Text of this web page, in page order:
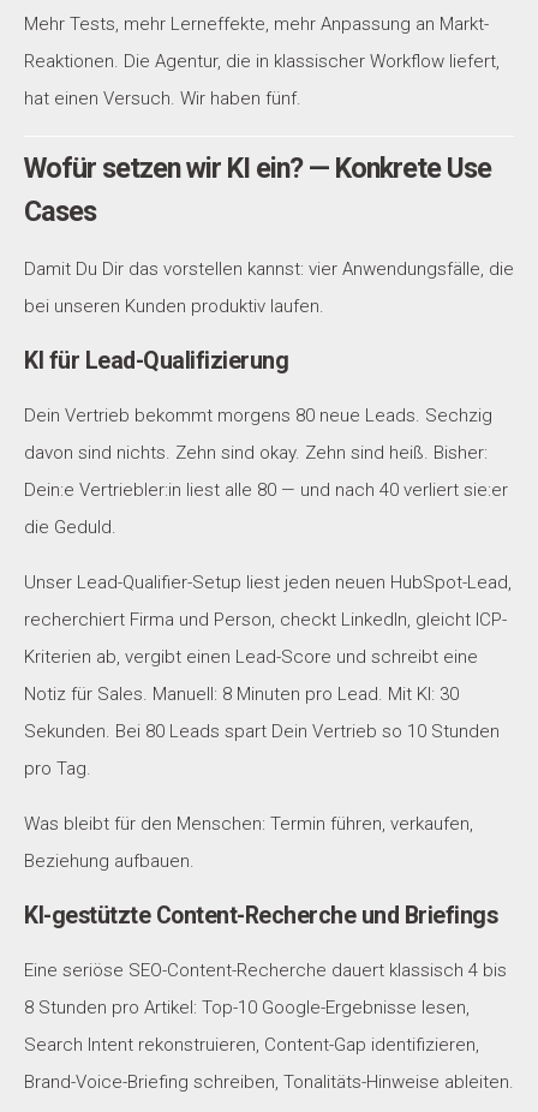
Mehr Tests, mehr Lerneffekte, mehr Anpassung an Markt-
Reaktionen. Die Agentur, die in klassischer Workflow liefert,
hat einen Versuch. Wir haben fünf.
Wofür setzen wir KI ein? — Konkrete Use
Cases
Damit Du Dir das vorstellen kannst: vier Anwendungsfälle, die
bei unseren Kunden produktiv laufen.
KI für Lead-Qualifizierung
Dein Vertrieb bekommt morgens 80 neue Leads. Sechzig
davon sind nichts. Zehn sind okay. Zehn sind heiß. Bisher:
Dein:e Vertriebler:in liest alle 80 — und nach 40 verliert sie:er
die Geduld.
Unser Lead-Qualifier-Setup liest jeden neuen HubSpot-Lead,
recherchiert Firma und Person, checkt LinkedIn, gleicht ICP-
Kriterien ab, vergibt einen Lead-Score und schreibt eine
Notiz für Sales. Manuell: 8 Minuten pro Lead. Mit KI: 30
Sekunden. Bei 80 Leads spart Dein Vertrieb so 10 Stunden
pro Tag.
Was bleibt für den Menschen: Termin führen, verkaufen,
Beziehung aufbauen.
KI-gestützte Content-Recherche und Briefings
Eine seriöse SEO-Content-Recherche dauert klassisch 4 bis
8 Stunden pro Artikel: Top-10 Google-Ergebnisse lesen,
Search Intent rekonstruieren, Content-Gap identifizieren,
Brand-Voice-Briefing schreiben, Tonalitäts-Hinweise ableiten.